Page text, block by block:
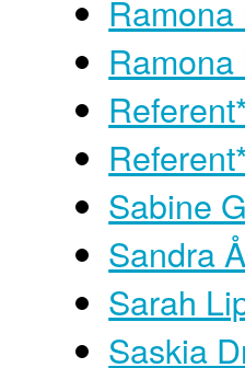
Sabine
Sandra
Sarah
Saskia